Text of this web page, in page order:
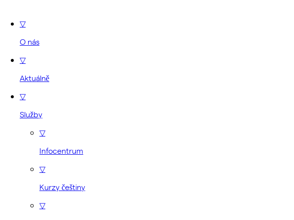
▽
O nás
▽
Aktuálně
▽
Služby
▽
Infocentrum
▽
Kurzy češtiny
▽